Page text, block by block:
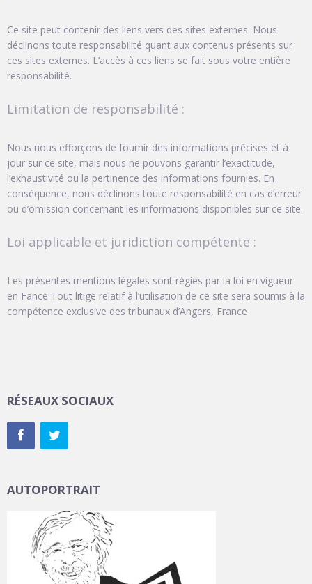
Ce site peut contenir des liens vers des sites externes. Nous
déclinons toute responsabilité quant aux contenus présents sur
ces sites externes. L’accès à ces liens se fait sous votre entière
responsabilité.
Limitation de responsabilité :
Nous nous efforçons de fournir des informations précises et à
jour sur ce site, mais nous ne pouvons garantir l’exactitude,
l’exhaustivité ou la pertinence des informations fournies. En
conséquence, nous déclinons toute responsabilité en cas d’erreur
ou d’omission concernant les informations disponibles sur ce site.
Loi applicable et juridiction compétente :
Les présentes mentions légales sont régies par la loi en vigueur
en Fance Tout litige relatif à l’utilisation de ce site sera soumis à la
compétence exclusive des tribunaux d’Angers, France
RÉSEAUX SOCIAUX
AUTOPORTRAIT